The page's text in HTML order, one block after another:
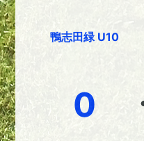
鴨志田緑 U10
0